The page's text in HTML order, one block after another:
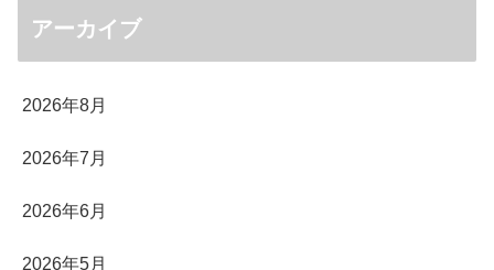
アーカイブ
2026年8月
2026年7月
2026年6月
2026年5月